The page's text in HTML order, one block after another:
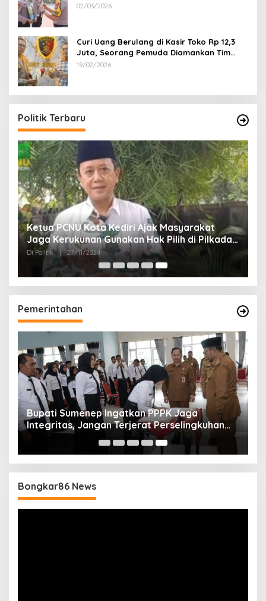
02/03/2026
Curi Uang Berulang di Kasir Toko Rp 12,3
Juta, Seorang Pemuda Diamankan Tim
Reskrim Polsek Lenteng Sumenep
19/02/2026
Politik Terbaru
Ketua PCNU Kota Kediri Ajak Masyarakat
Jaga Kerukunan Gunakan Hak Pilih di Pilkada
2024
Di Politik | 27/11/2024
Pemerintahan
Bupati Sumenep Ingatkan PPPK Jaga
Integritas, Jangan Terjerat Perselingkuhan
dan Judi Online
Bongkar86 News